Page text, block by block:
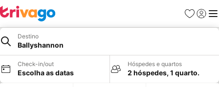
Favoritos
Iniciar
Destino
Ballyshannon
Check-in/out
Escolha as datas
Hóspedes e quartos
2 hóspedes, 1 quarto.